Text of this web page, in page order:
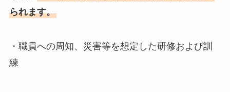
られます。
・職員への周知、災害等を想定した研修および訓
練